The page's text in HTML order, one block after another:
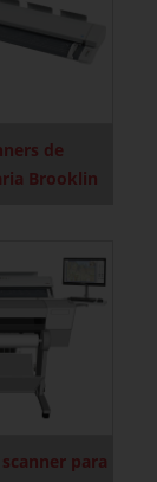
de
Brooklin
para